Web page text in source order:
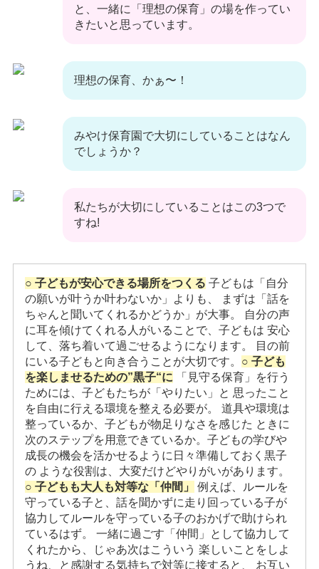
と、一緒に「理想の保育」の場を作ってい
きたいと思っています。
理想の保育、かぁ〜！
みやけ保育園で大切にしていることはなん
でしょうか？
私たちが大切にしていることはこの3つで
すね!
○ 子どもが安心できる場所をつくる 子どもは「自分
の願いが叶うか叶わないか」よりも、 まずは「話を
ちゃんと聞いてくれるかどうか」が大事。 自分の声
に耳を傾けてくれる人がいることで、子どもは 安心
して、落ち着いて過ごせるようになります。 目の前
にいる子どもと向き合うことが大切です。 ○ 子ども
を楽しませるための”黒子“に 「見守る保育」を行う
ためには、子どもたちが「やりたい」と 思ったこと
を自由に行える環境を整える必要が。 道具や環境は
整っているか、子どもが物足りなさを感じた ときに
次のステップを用意できているか。子どもの学びや
成長の機会を活かせるように日々準備しておく黒子
の ような役割は、大変だけどやりがいがあります。
○ 子どもも大人も対等な「仲間」
例えば、ルールを
守っている子と、話を聞かずに走り回っている子が
協力してルールを守っている子のおかげで助けられ
ているはず。 一緒に過ごす「仲間」として協力して
くれたから、じゃあ次はこういう 楽しいことをしよ
うね、と感謝する気持ちで対等に接すると、 お互い